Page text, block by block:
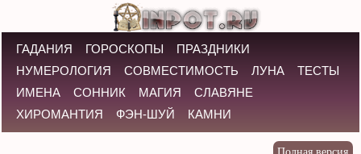
ГАДАНИЯ ГОРОСКОПЫ
ПРАЗДНИКИ
НУМЕРОЛОГИЯ
СОВМЕСТИМОСТЬ ЛУНА
ТЕСТЫ
ИМЕНА
СОННИК МАГИЯ
СЛАВЯНЕ
ХИРОМАНТИЯ
ФЭН-ШУЙ КАМНИ